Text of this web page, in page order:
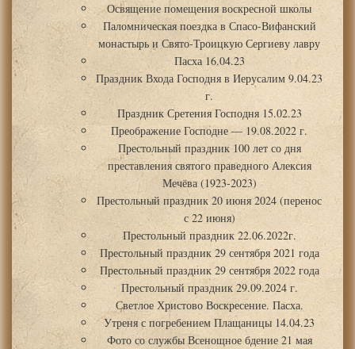
Освящение помещения воскресной школы
Паломническая поездка в Спасо-Вифанский
монастырь и Свято-Троицкую Сергиеву лавру
Пасха 16.04.23
Праздник Входа Господня в Иерусалим 9.04.23
г.
Праздник Сретения Господня 15.02.23
Преображение Господне — 19.08.2022 г.
Престольный праздник 100 лет со дня
преставления святого праведного Алексия
Мечёва (1923-2023)
Престольный праздник 20 июня 2024 (перенос
с 22 июня)
Престольный праздник 22.06.2022г.
Престольный праздник 29 сентября 2021 года
Престольный праздник 29 сентября 2022 года
Престольный праздник 29.09.2024 г.
Светлое Христово Воскресение. Пасха.
Утреня с погребением Плащаницы 14.04.23
Фото со службы Всенощное бдение 21 мая